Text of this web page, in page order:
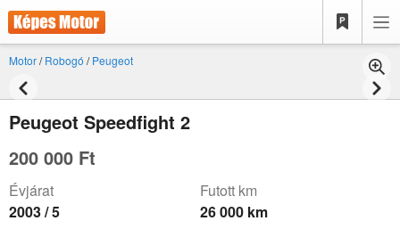
Motor/Robogó /Peugeot
Peugeot Speedfight 2
200 000 Ft
Évjárat
2003 / 5
Futott km
26 000 km